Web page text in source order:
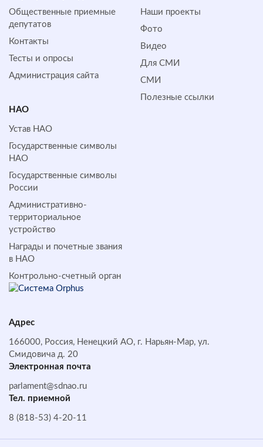
Общественные приемные
депутатов
Контакты
Тесты и опросы
Администрация сайта
Наши проекты
Фото
Видео
Для СМИ
СМИ
Полезные ссылки
НАО
Устав НАО
Государственные символы
НАО
Государственные символы
России
Административно-
территориальное
устройство
Награды и почетные звания
в НАО
Контрольно-счетный орган
Адрес
166000, Россия, Ненецкий АО, г. Нарьян-Мар, ул.
Смидовича д. 20
Электронная почта
parlament@sdnao.ru
Тел. приемной
8 (818-53) 4-20-11